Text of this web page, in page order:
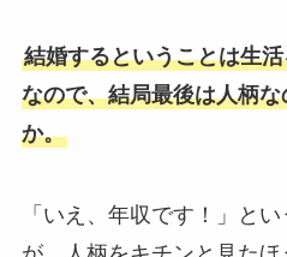
結婚するということは生
なので、結局最後は人柄
か。
「いえ、年収です！」と